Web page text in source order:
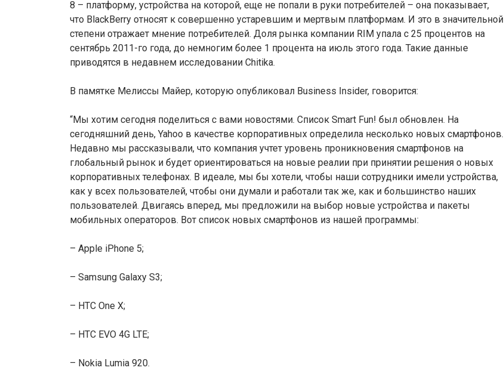
8 – платформу, устройства на которой, еще не попали в руки потребителей – она показывает,
что BlackBerry относят к совершенно устаревшим и мертвым платформам. И это в значительной
степени отражает мнение потребителей. Доля рынка компании RIM упала с 25 процентов на
сентябрь 2011-го года, до немногим более 1 процента на июль этого года. Такие данные
приводятся в недавнем исследовании Chitika.
В памятке Мелиссы Майер, которую опубликовал Business Insider, говорится:
“Мы хотим сегодня поделиться с вами новостями. Список Smart Fun! был обновлен. На
сегодняшний день, Yahoo в качестве корпоративных определила несколько новых смартфонов.
Недавно мы рассказывали, что компания учтет уровень проникновения смартфонов на
глобальный рынок и будет ориентироваться на новые реалии при принятии решения о новых
корпоративных телефонах. В идеале, мы бы хотели, чтобы наши сотрудники имели устройства,
как у всех пользователей, чтобы они думали и работали так же, как и большинство наших
пользователей. Двигаясь вперед, мы предложили на выбор новые устройства и пакеты
мобильных операторов. Вот список новых смартфонов из нашей программы:
– Apple iPhone 5;
– Samsung Galaxy S3;
– HTC One X;
– HTC EVO 4G LTE;
– Nokia Lumia 920.